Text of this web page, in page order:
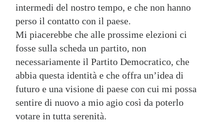
intermedi del nostro tempo, e che non hanno
perso il contatto con il paese.
Mi piacerebbe che alle prossime elezioni ci
fosse sulla scheda un partito, non
necessariamente il Partito Democratico, che
abbia questa identità e che offra un’idea di
futuro e una visione di paese con cui mi possa
sentire di nuovo a mio agio così da poterlo
votare in tutta serenità.